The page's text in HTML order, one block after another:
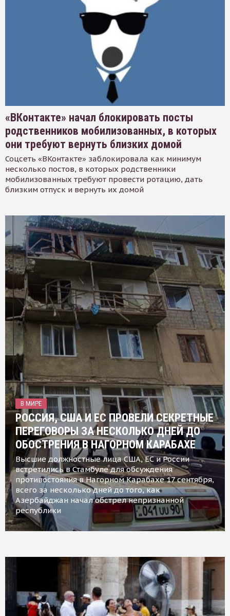
«ВКонтакте» начал блокировать посты
родственников мобилизованных, в которых
они требуют вернуть близких домой
Соцсеть «ВКонтакте» заблокировала как минимум
несколько постов, в которых родственники
мобилизованных требуют провести ротацию, дать
близким отпуск и вернуть их домой
В МИРЕ
РОССИЯ, США И ЕС ПРОВЕЛИ СЕКРЕТНЫЕ
ПЕРЕГОВОРЫ ЗА НЕСКОЛЬКО ДНЕЙ ДО
ОБОСТРЕНИЯ В НАГОРНОМ КАРАБАХЕ
Высшие должностные лица США, ЕС и России
встретились в Стамбуле для обсуждения
противостояния в Нагорном Карабахе 17 сентября,
всего за несколько дней до того, как
Азербайджан начал обстрел непризнанной
республики